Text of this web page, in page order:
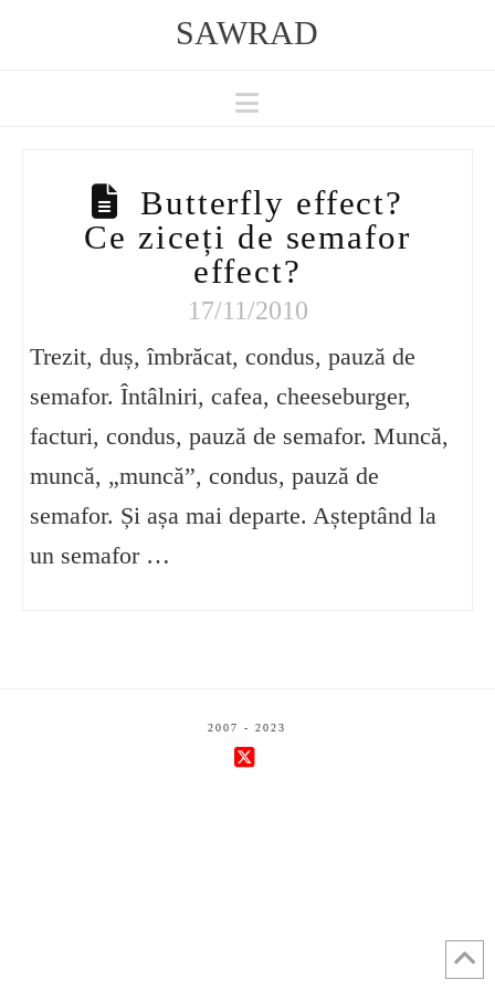
SAWRAD
Navigation
Butterfly effect?
Ce ziceți de semafor
effect?
17/11/2010
Trezit, duș, îmbrăcat, condus, pauză de
semafor. Întâlniri, cafea, cheeseburger,
facturi, condus, pauză de semafor. Muncă,
muncă, „muncă”, condus, pauză de
semafor. Și așa mai departe. Așteptând la
un semafor …
2007 - 2023